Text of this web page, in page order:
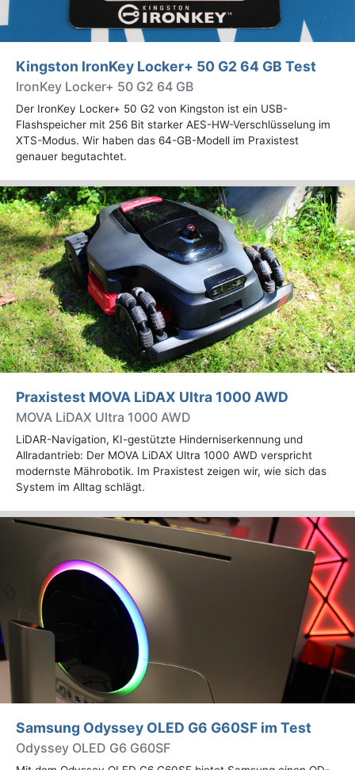
Kingston IronKey Locker+ 50 G2 64 GB Test
IronKey Locker+ 50 G2 64 GB
Der IronKey Locker+ 50 G2 von Kingston ist ein USB-
Flashspeicher mit 256 Bit starker AES-HW-Verschlüsselung im
XTS-Modus. Wir haben das 64-GB-Modell im Praxistest
genauer begutachtet.
Praxistest MOVA LiDAX Ultra 1000 AWD
MOVA LiDAX Ultra 1000 AWD
LiDAR-Navigation, KI-gestützte Hinderniserkennung und
Allradantrieb: Der MOVA LiDAX Ultra 1000 AWD verspricht
modernste Mährobotik. Im Praxistest zeigen wir, wie sich das
System im Alltag schlägt.
Samsung Odyssey OLED G6 G60SF im Test
Odyssey OLED G6 G60SF